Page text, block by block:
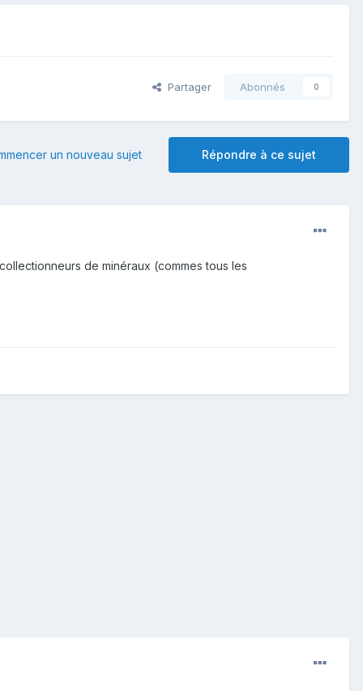
Partager Abonnés 0
Répondre à ce sujet
un nouveau sujet
de minéraux (commes tous les